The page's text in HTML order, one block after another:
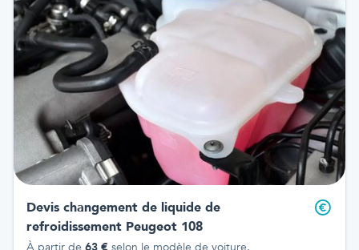
Devis changement de liquide de
refroidissement Peugeot 108
À partir de 63 € selon le modèle de voiture.